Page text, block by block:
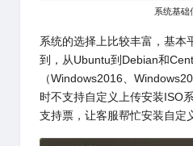
系统基础
系统的选择上比较丰富，基本
到，从Ubuntu到Debian和
（Windows2016、
时不支持自定义上传安装ISO
支持票，让客服帮忙安装自定